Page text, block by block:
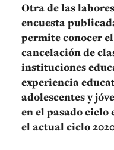
Otra de las
encuesta
permite conocer
cancelación de
instituciones
experiencia
adolescentes y
en el pasado ciclo
el actual ciclo